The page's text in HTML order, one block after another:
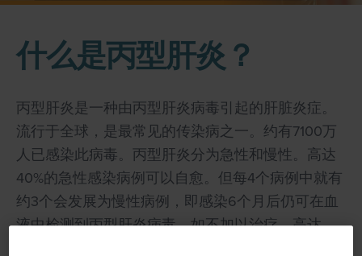
什么是丙型肝炎？
丙型肝炎是一种由丙型肝炎病毒引起的肝脏炎症。
流行于全球，是最常见的传染病之一。约有7100万
人已感染此病毒。丙型肝炎分为急性和慢性。高达
40%的急性感染病例可以自愈。但每4个病例中就有
约3个会发展为慢性病例，即感染6个月后仍可在血
液中检测到丙型肝炎病毒。如不加以治疗，高达